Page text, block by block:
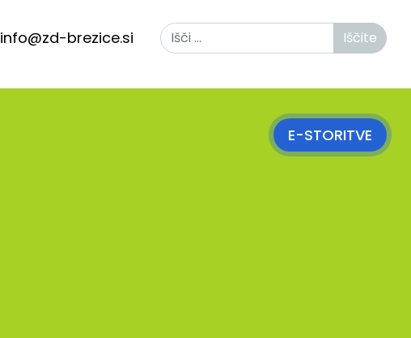
info@zd-brezice.si Iščite Iščite
E-STORITVE